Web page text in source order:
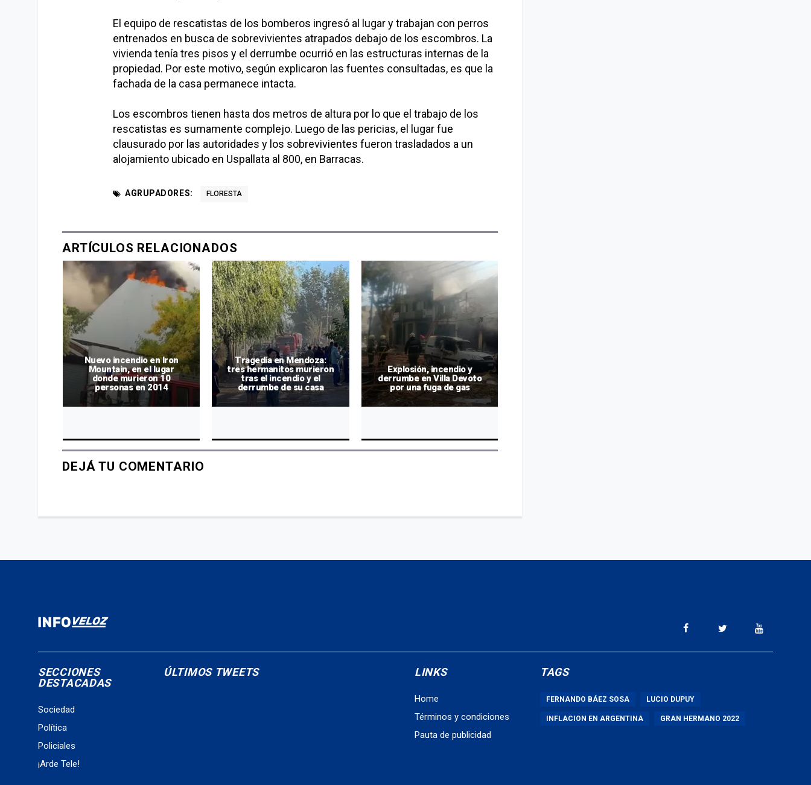
El equipo de rescatistas de los bomberos ingresó al lugar y trabajan con perros
entrenados en busca de sobrevivientes atrapados debajo de los escombros. La
vivienda tenía tres pisos y el derrumbe ocurrió en las estructuras internas de la
propiedad. Por este motivo, según explicaron las fuentes consultadas, es que la
fachada de la casa permanece intacta.
Los escombros tienen hasta dos metros de altura por lo que el trabajo de los
rescatistas es sumamente complejo. Luego de las pericias, el lugar fue
clausurado por las autoridades y los sobrevivientes fueron trasladados a un
alojamiento ubicado en Uspallata al 800, en Barracas.
AGRUPADORES: FLORESTA
ARTÍCULOS RELACIONADOS
Nuevo incendio en Iron
Mountain, en el lugar
donde murieron 10
personas en 2014
Tragedia en Mendoza:
tres hermanitos murieron
tras el incendio y el
derrumbe de su casa
Explosión, incendio y
derrumbe en Villa Devoto
por una fuga de gas
DEJÁ TU COMENTARIO
SECCIONES
DESTACADAS
Sociedad
Política
Policiales
¡Arde Tele!
ÚLTIMOS TWEETS LINKS
Home
Términos y condiciones
Pauta de publicidad
TAGS
FERNANDO BÁEZ SOSA LUCIO DUPUY
INFLACION EN ARGENTINA GRAN HERMANO 2022